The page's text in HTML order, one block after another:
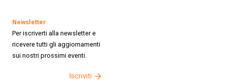
Newsletter
Per iscriverti alla newsletter e
ricevere tutti gli aggiornamenti
sui nostri prossimi eventi.
Iscriviti